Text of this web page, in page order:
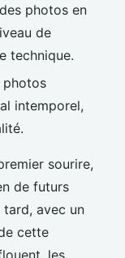
photos en
de
technique.
photos
intemporel,
sourire,
de futurs
avec un
cette